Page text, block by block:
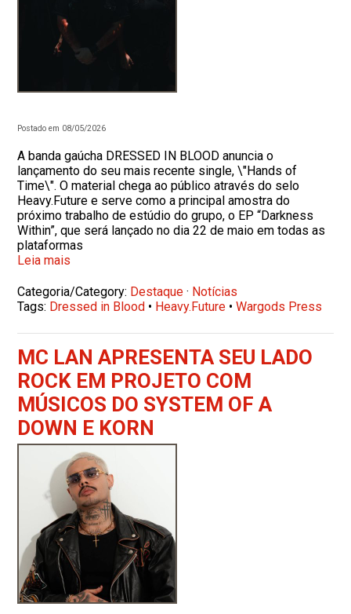
Postado em 08/05/2026
A banda gaúcha DRESSED IN BLOOD anuncia o
lançamento do seu mais recente single, \"Hands of
Time\". O material chega ao público através do selo
Heavy.Future e serve como a principal amostra do
próximo trabalho de estúdio do grupo, o EP “Darkness
Within”, que será lançado no dia 22 de maio em todas as
plataformas
Leia mais
Categoria/Category: Destaque · Notícias
Tags: Dressed in Blood • Heavy.Future •Wargods Press
MC LAN APRESENTA SEU LADO
ROCK EM PROJETO COM
MÚSICOS DO SYSTEM OF A
DOWN E KORN